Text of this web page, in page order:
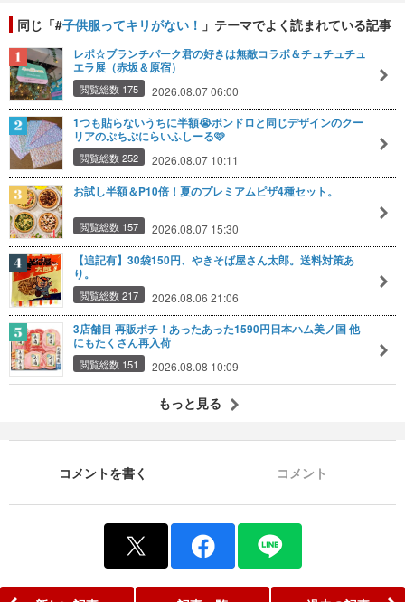
同じ「#子供服ってキリがない！ 」テーマでよく読まれている記事
レポ☆ブランチパーク君の好きは無敵コラボ＆チュチュチュ
エラ展（赤坂＆原宿）
閲覧総数 175 2026.08.07 06:00
1つも貼らないうちに半額😭ボンドロと同じデザインのクー
リアのぷちぷにらいふしーる🩷
閲覧総数 252 2026.08.07 10:11
お試し半額＆P10倍！夏のプレミアムピザ4種セット。
閲覧総数 157 2026.08.07 15:30
【追記有】30袋150円、やきそば屋さん太郎。送料対策あ
り。
閲覧総数 217 2026.08.06 21:06
3店舗目 再販ポチ！あったあった1590円日本ハム美ノ国 他
にもたくさん再入荷
閲覧総数 151 2026.08.08 10:09
もっと見る
コメントを書く コメント